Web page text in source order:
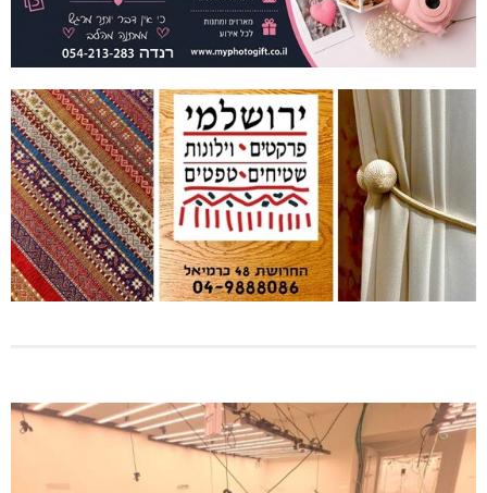
מעלות: פוענחו השלכות רימוני רסס